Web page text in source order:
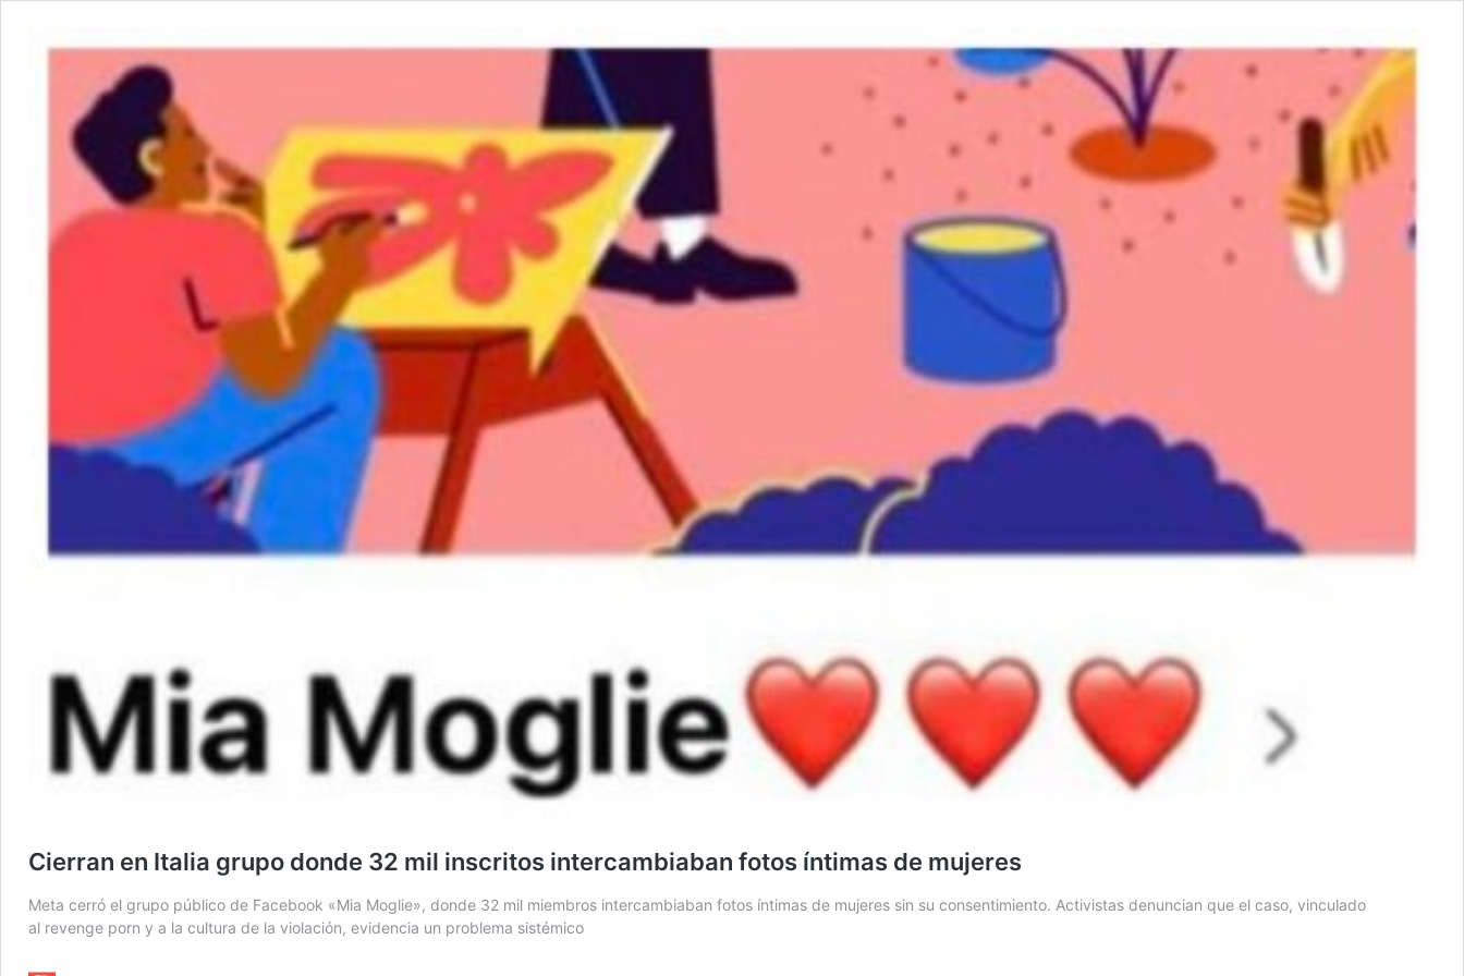
Cierran en Italia grupo donde 32 mil inscritos intercambiaban fotos íntimas de mujeres
Meta cerró el grupo público de Facebook «Mia Moglie», donde 32 mil miembros intercambiaban fotos íntimas de mujeres sin su consentimiento. Activistas denuncian que el caso, vinculado
al revenge porn y a la cultura de la violación, evidencia un problema sistémico